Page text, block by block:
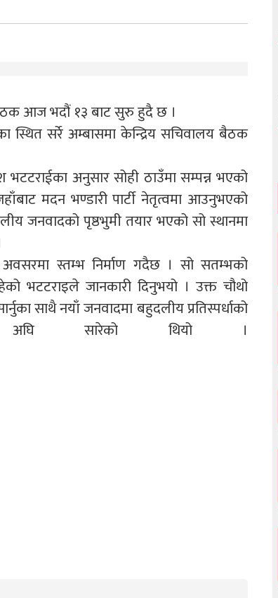
आज भदौं १३ बाट सुरु हुदै छ ।
स्थित सर्रे अम्बासमा केन्द्रिय सचिवालय बैठक
अनुसार सोही ठाउँमा सम्पन्न भएको
मदन भण्डारी पार्टी नेतृत्वमा आउनुभएको
जनवादको पृष्ठभुमी तयार भएको सो स्थानमा
अवसरमा स्तम्भ निर्माण गदैछ । सो सतम्भको
भटटराइले जानकारी दिनुभयो । उक्त चौथो
साथै नयाँ जनवादमा बहुदलीय प्रतिस्पर्धाको
अघि सारेको थियो ।